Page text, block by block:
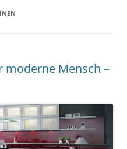
moderne Mensch –